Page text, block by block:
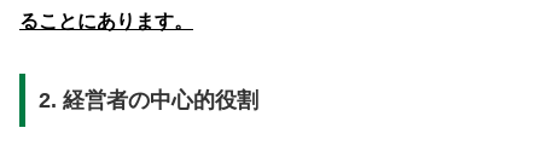
ることにあります。
2. 経営者の中心的役割